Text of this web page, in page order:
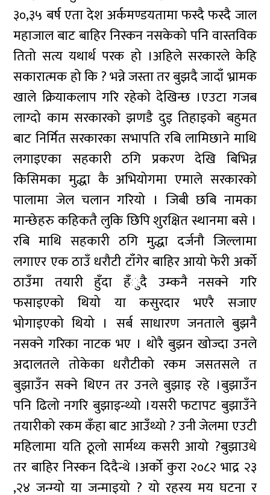
३०,३५ बर्ष एता देश अर्कमण्डयतामा फस्दै फस्दै जाल
महाजाल बाट बाहिर निस्कन नसकेको पनि वास्तविक
तितो सत्य यथार्थ परक हो ।अहिले सरकारले केहि
सकारात्मक हो कि ? भन्ने जस्ता तर बुझदै जादाँ भ्रामक
खाले क्रियाकलाप गरि रहेको देखिन्छ ।एउटा गजब
लाग्दो काम सरकारको झणडै दुइ तिहाइको बहुमत
बाट निर्मित सरकारका सभापति रबि लामिछाने माथि
लगाइएका सहकारी ठगि प्रकरण देखि बिभिन्न
किसिमका मुद्धा कै अभियोगमा एमाले सरकारको
पालामा जेल चलान गरियो । जिबी छबि नामका
मान्छेहरु कहिकतै लुकि छिपि शुरक्षित स्थानमा बसे ।
रबि माथि सहकारी ठगि मुद्धा दर्जनौ जिल्लामा
लगाएर एक ठाउँ धरौटी टाँगेर बाहिर आयो फेरी अर्को
ठाउँमा तयारी हुँदा हँुदै उम्कनै नसक्ने गरि
फसाइएको थियो या कसुरदार भएरै सजाए
भोगाइएको थियो । सर्ब साधारण जनताले बुझनै
नसक्ने गरिका नाटक भए । थोरै बुझन खोज्दा उनले
अदालतले तोकेका धरौटीको रकम जसतसले त
बुझाउँन सक्ने थिएन तर उनले बुझाइ रहे ।बुझाउँन
पनि ढिलो नगरि बुझाइन्थ्यो ।यसरी फटापट बुझाउँने
तयारीको रकम कँहा बाट आउँथ्यो ? उनी जेलमा एउटी
महिलामा यति ठूलो सार्मथ्य कसरी आयो ?बुझाउथे
तर बाहिर निस्कन दिदैन्थे ।अर्को कुरा २०८२ भाद्र २३
,२४ जन्म्यो या जन्माइयो ? यो रहस्य मय घटना र